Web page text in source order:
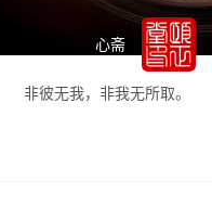
心斋
非彼无我，非我无所取。